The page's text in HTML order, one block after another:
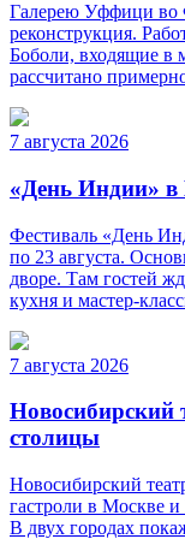
Галерею Уффици во
реконструкция.
Боболи, входящие в
рассчитано
7 августа 2026
«День Индии» в
Фестиваль «День
по 23 августа.
дворе. Там гостей
кухня и мастер-
7 августа 2026
Новосибирский
столицы
Новосибирский
гастроли в Москве и
В двух городах